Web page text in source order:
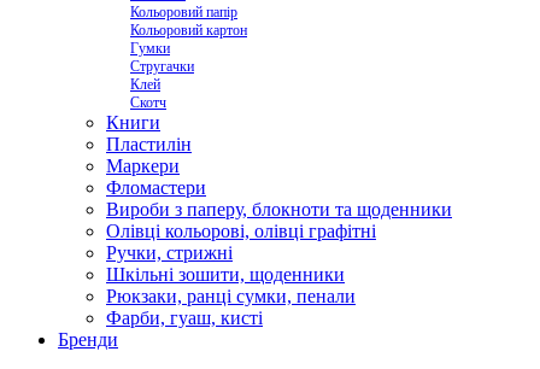
Кольоровий папір
Кольоровий картон
Гумки
Стругачки
Клей
Скотч
Книги
Пластилін
Маркери
Фломастери
Вироби з паперу, блокноти та щоденники
Олівці кольорові, олівці графітні
Ручки, стрижні
Шкільні зошити, щоденники
Рюкзаки, ранці сумки, пенали
Фарби, гуаш, кисті
Бренди